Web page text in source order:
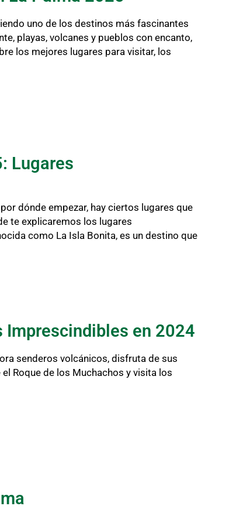
uno de los destinos más fascinantes
playas, volcanes y pueblos con encanto,
los mejores lugares para visitar, los
Lugares
dónde empezar, hay ciertos lugares que
te explicaremos los lugares
como La Isla Bonita, es un destino que
Imprescindibles en 2024
senderos volcánicos, disfruta de sus
Roque de los Muchachos y visita los